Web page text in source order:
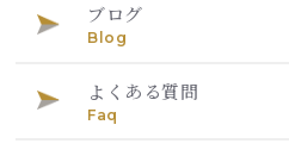
ブログ
Blog
よくある質問
Faq